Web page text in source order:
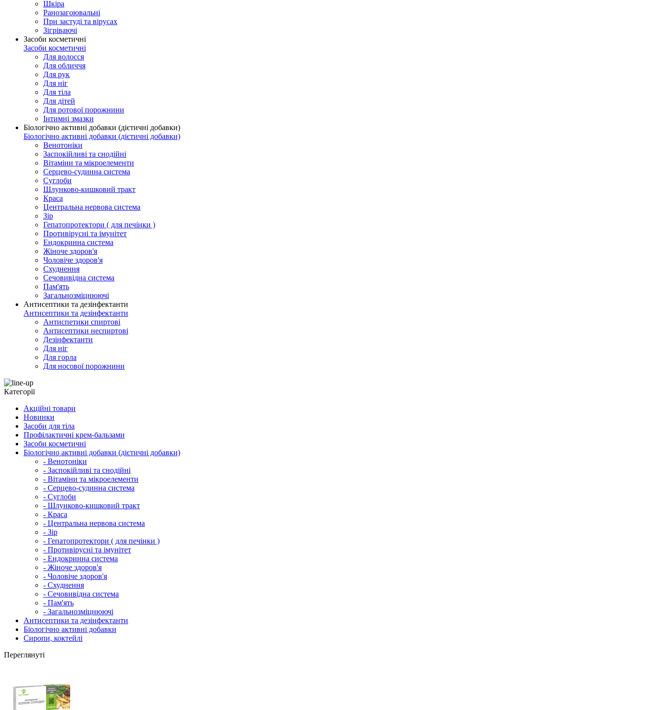
Шкіра
Ранозагоювальні
При застуді та вірусах
Зігріваючі
Засоби косметичні
Засоби косметичні
Для волосся
Для обличчя
Для рук
Для ніг
Для тіла
Для дітей
Для ротової порожнини
Інтимні змазки
Біологічно активні добавки (дієтичні добавки)
Біологічно активні добавки (дієтичні добавки)
Венотоніки
Заспокійливі та снодійні
Вітаміни та мікроелементи
Серцево-судинна система
Суглоби
Шлунково-кишковий тракт
Краса
Центральна нервова система
Зір
Гепатопротектори ( для печінки )
Противірусні та імунітет
Ендокринна система
Жіноче здоров'я
Чоловіче здоров'я
Схуднення
Сечовивідна система
Пам'ять
Загальнозміцнюючі
Антисептики та дезінфектанти
Антисептики та дезінфектанти
Антиспетики спиртові
Антисептики неспиртові
Дезінфектанти
Для ніг
Для горла
Для носової порожнини
Категорії
Акційні товари
Новинки
Засоби для тіла
Профілактичні крем-бальзами
Засоби косметичні
Біологічно активні добавки (дієтичні добавки)
- Венотоніки
- Заспокійливі та снодійні
- Вітаміни та мікроелементи
- Серцево-судинна система
- Суглоби
- Шлунково-кишковий тракт
- Краса
- Центральна нервова система
- Зір
- Гепатопротектори ( для печінки )
- Противірусні та імунітет
- Ендокринна система
- Жіноче здоров'я
- Чоловіче здоров'я
- Схуднення
- Сечовивідна система
- Пам'ять
- Загальнозміцнюючі
Антисептики та дезінфектанти
Біологічно активні добавки
Сиропи, коктейлі
Переглянуті